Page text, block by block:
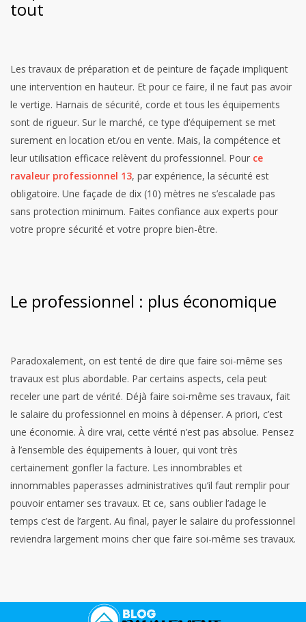
tout
Les travaux de préparation et de peinture de façade impliquent
une intervention en hauteur. Et pour ce faire, il ne faut pas avoir
le vertige. Harnais de sécurité, corde et tous les équipements
sont de rigueur. Sur le marché, ce type d’équipement se met
surement en location et/ou en vente. Mais, la compétence et
leur utilisation efficace relèvent du professionnel. Pour ce
ravaleur professionnel 13, par expérience, la sécurité est
obligatoire. Une façade de dix (10) mètres ne s’escalade pas
sans protection minimum. Faites confiance aux experts pour
votre propre sécurité et votre propre bien-être.
Le professionnel : plus économique
Paradoxalement, on est tenté de dire que faire soi-même ses
travaux est plus abordable. Par certains aspects, cela peut
receler une part de vérité. Déjà faire soi-même ses travaux, fait
le salaire du professionnel en moins à dépenser. A priori, c’est
une économie. À dire vrai, cette vérité n’est pas absolue. Pensez
à l’ensemble des équipements à louer, qui vont très
certainement gonfler la facture. Les innombrables et
innommables paperasses administratives qu’il faut remplir pour
pouvoir entamer ses travaux. Et ce, sans oublier l’adage le
temps c’est de l’argent. Au final, payer le salaire du professionnel
reviendra largement moins cher que faire soi-même ses travaux.